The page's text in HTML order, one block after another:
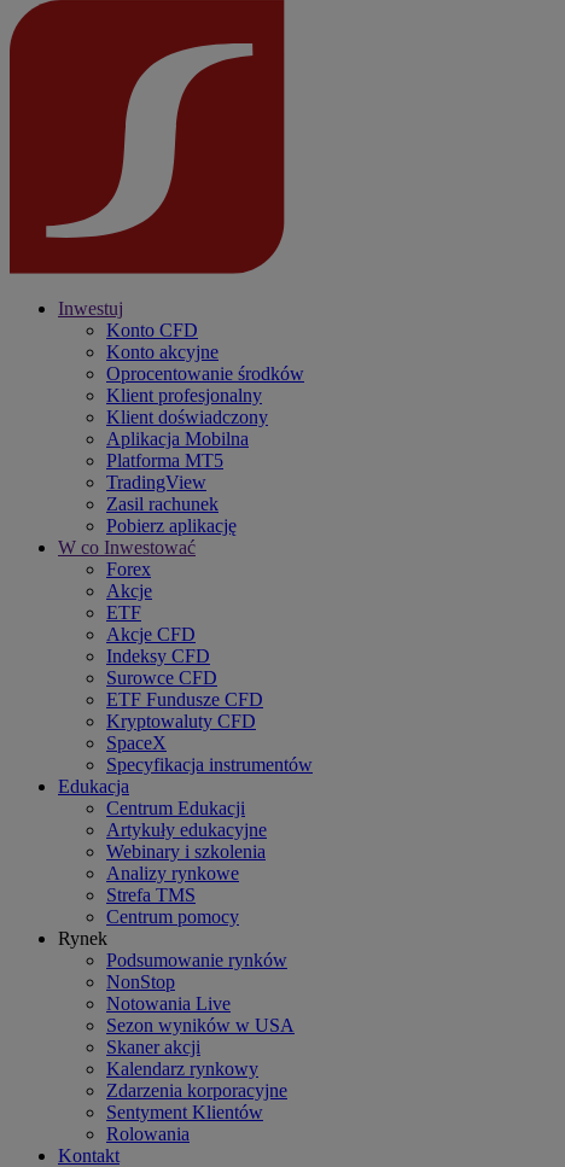
Inwestuj
Konto CFD
Konto akcyjne
Oprocentowanie środków
Klient profesjonalny
Klient doświadczony
Aplikacja Mobilna
Platforma MT5
TradingView
Zasil rachunek
Pobierz aplikację
W co Inwestować
Forex
Akcje
ETF
Akcje CFD
Indeksy CFD
Surowce CFD
ETF Fundusze CFD
Kryptowaluty CFD
SpaceX
Specyfikacja instrumentów
Edukacja
Centrum Edukacji
Artykuły edukacyjne
Webinary i szkolenia
Analizy rynkowe
Strefa TMS
Centrum pomocy
Rynek
Podsumowanie rynków
NonStop
Notowania Live
Sezon wyników w USA
Skaner akcji
Kalendarz rynkowy
Zdarzenia korporacyjne
Sentyment Klientów
Rolowania
Kontakt